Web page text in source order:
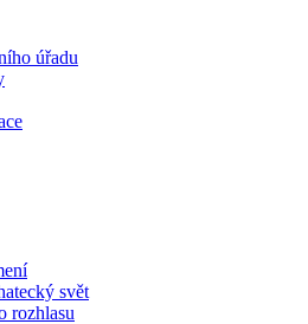
úřadu
svět
rozhlasu